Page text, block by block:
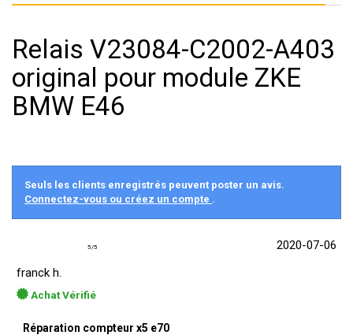
Relais V23084-C2002-A403
original pour module ZKE
BMW E46
Seuls les clients enregistrés peuvent poster un avis.
Connectez-vous ou créez un compte .
5/5
2020-07-06
franck h.
Achat Vérifié
Réparation compteur x5 e70